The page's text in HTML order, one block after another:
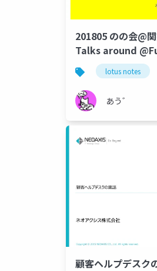
201805 のの会@
Talks around
Notes and Domino
lotus notes
あう゛
顧客ヘルプデスク